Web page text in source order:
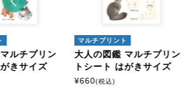
ルチプリン
きサイズ
マルチプリント
大人の図鑑 マルチプリン
トシート はがきサイズ
¥660(税込)